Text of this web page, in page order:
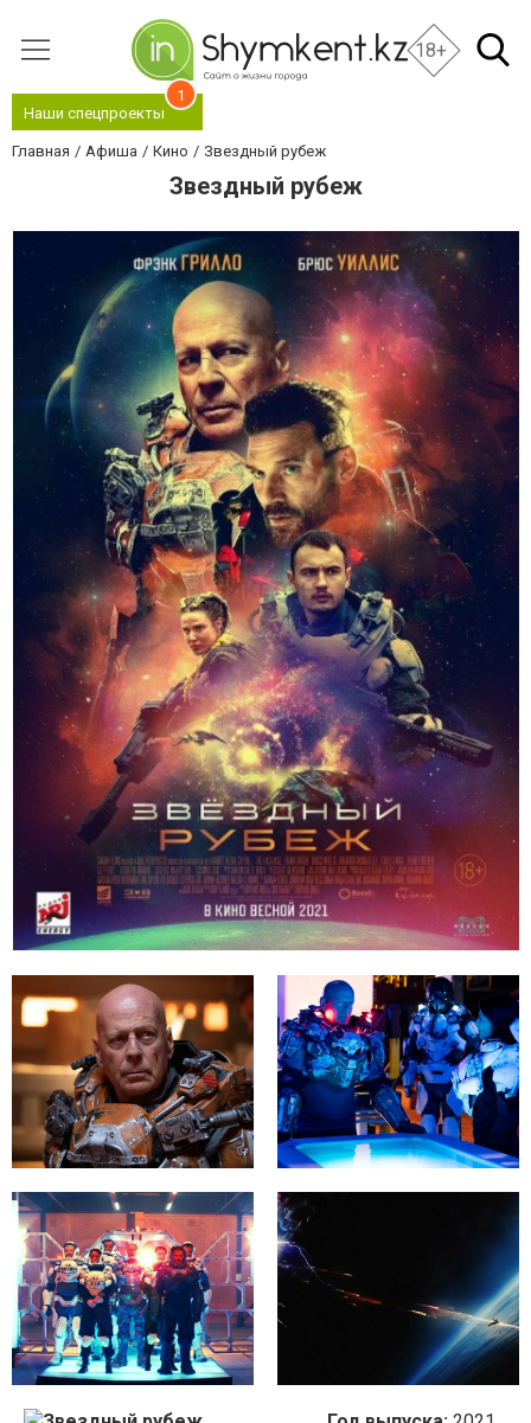
18+
Наши спецпроекты
1
Главная Афиша Кино Звездный рубеж
Звездный рубеж